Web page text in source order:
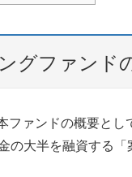
グファンド
ァンドの概要とし
の大半を融資する